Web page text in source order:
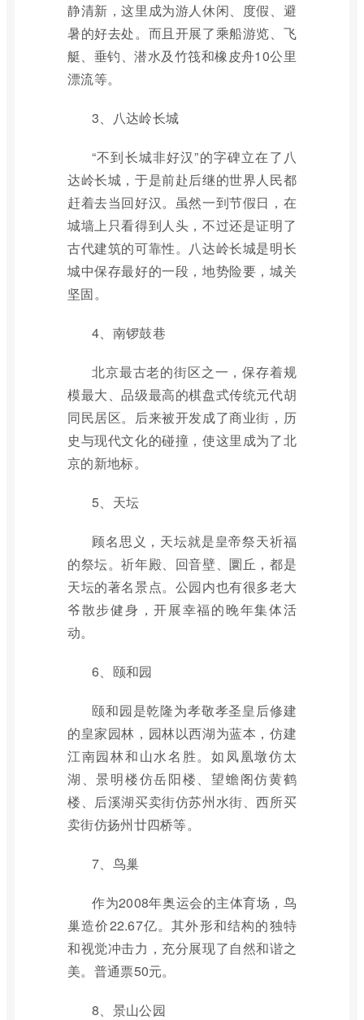
静清新，这里成为游人休闲、度假、避
暑的好去处。而且开展了乘船游览、飞
艇、垂钓、潜水及竹筏和橡皮舟10公里
漂流等。
3、八达岭长城
“不到长城非好汉”的字碑立在了八
达岭长城，于是前赴后继的世界人民都
赶着去当回好汉。虽然一到节假日，在
城墙上只看得到人头，不过还是证明了
古代建筑的可靠性。八达岭长城是明长
城中保存最好的一段，地势险要，城关
坚固。
4、南锣鼓巷
北京最古老的街区之一，保存着规
模最大、品级最高的棋盘式传统元代胡
同民居区。后来被开发成了商业街，历
史与现代文化的碰撞，使这里成为了北
京的新地标。
5、天坛
顾名思义，天坛就是皇帝祭天祈福
的祭坛。祈年殿、回音壁、圜丘，都是
天坛的著名景点。公园内也有很多老大
爷散步健身，开展幸福的晚年集体活
动。
6、颐和园
颐和园是乾隆为孝敬孝圣皇后修建
的皇家园林，园林以西湖为蓝本，仿建
江南园林和山水名胜。如凤凰墩仿太
湖、景明楼仿岳阳楼、望蟾阁仿黄鹤
楼、后溪湖买卖街仿苏州水街、西所买
卖街仿扬州廿四桥等。
7、鸟巢
作为2008年奥运会的主体育场，鸟
巢造价22.67亿。其外形和结构的独特
和视觉冲击力，充分展现了自然和谐之
美。普通票50元。
8、景山公园